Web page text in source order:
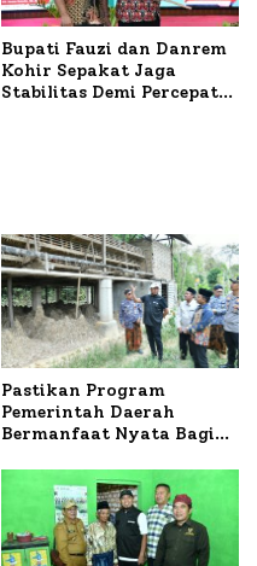
Bupati Fauzi dan Danrem
Kohir Sepakat Jaga
Stabilitas Demi Percepat
Pastikan Program
Pemerintah Daerah
Bermanfaat Nyata Bagi
Sumenep Tinjau Langsung
Budidaya Lele dan Ayam
Petelur di Desa Bataal
Timur